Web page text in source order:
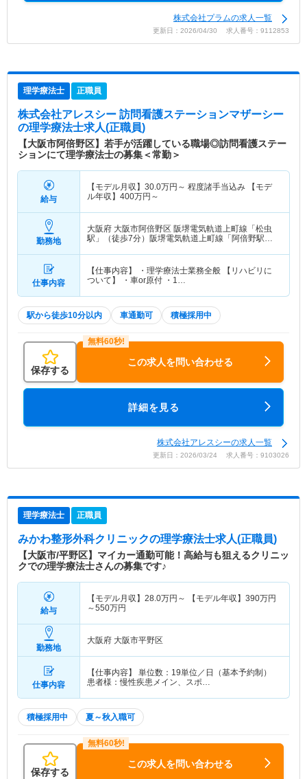
株式会社プラムの求人一覧
更新日：2026/04/30 求人番号：9112853
理学療法士 正職員
株式会社アレスシー 訪問看護ステーションマザーシー
の理学療法士求人(正職員)
【大阪市阿倍野区】若手が活躍している職場◎訪問看護ステー
ションにて理学療法士の募集＜常勤＞
給与
【モデル月収】 30.0万円～ 程度諸手当込み 【モデ
ル年収】 400万円～
勤務地
大阪府 大阪市阿倍野区 阪堺電気軌道上町線「松虫
駅」（徒歩7分）阪堺電気軌道上町線「阿倍野駅」
仕事内容
【仕事内容】 ・理学療法士業務全般 【リハビリに
ついて】 ・車or原付 ・1…
駅から徒歩10分以内 車通勤可 積極採用中
保存する
この求人を問い合わせる
詳細を見る
株式会社アレスシーの求人一覧
更新日：2026/03/24 求人番号：9103026
理学療法士 正職員
みかわ整形外科クリニックの理学療法士求人(正職員)
【大阪市/平野区】マイカー通勤可能！高給与も狙えるクリニッ
クでの理学療法士さんの募集です♪
給与
【モデル月収】 28.0万円～ 【モデル年収】 390万円
～550万円
勤務地
大阪府 大阪市平野区
仕事内容
【仕事内容】 単位数：19単位／日（基本予約制）
患者様：慢性疾患メイン、スポ…
積極採用中 夏～秋入職可
保存する
この求人を問い合わせる